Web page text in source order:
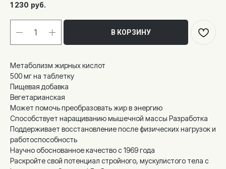
1 230 руб.
В КОРЗИНУ
Метаболизм жирных кислот
500 мг на таблетку
Пищевая добавка
Вегетарианская
Может помочь преобразовать жир в энергию
Способствует наращиванию мышечной массы Разработка
Поддерживает восстановление после физических нагрузок и
работоспособность
Научно обоснованное качество с 1969 года
Раскройте свой потенциал стройного, мускулистого тела с